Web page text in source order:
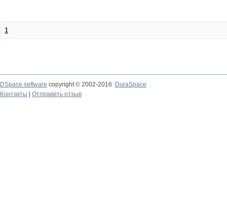
1
DSpace software copyright © 2002-2016
DuraSpace
Контакты
Отправить отзыв